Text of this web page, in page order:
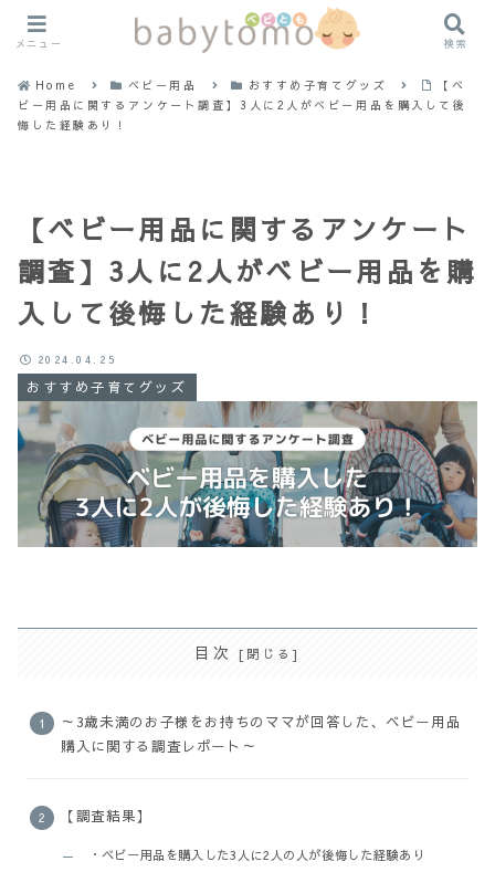
Home ベビー用品 おすすめ子育てグッズ
【ベ
ビー用品に関するアンケート調査】3人に2人がベビー用品を購入して後
悔した経験あり！
【ベビー用品に関するアンケート
調査】3人に2人がベビー用品を購
入して後悔した経験あり！
おすすめ子育てグッズ
2024.04.25
目次
～3歳未満のお子様をお持ちのママが回答した、ベビー用品
購入に関する調査レポート～
【調査結果】
・ベビー用品を購入した3人に2人の人が後悔した経験あり
メニュー 検索